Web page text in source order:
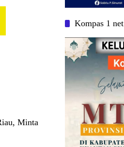
Minta
Kompas 1 net